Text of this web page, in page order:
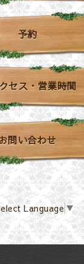
予約
セス・営業時間
問い合わせ
Language▼